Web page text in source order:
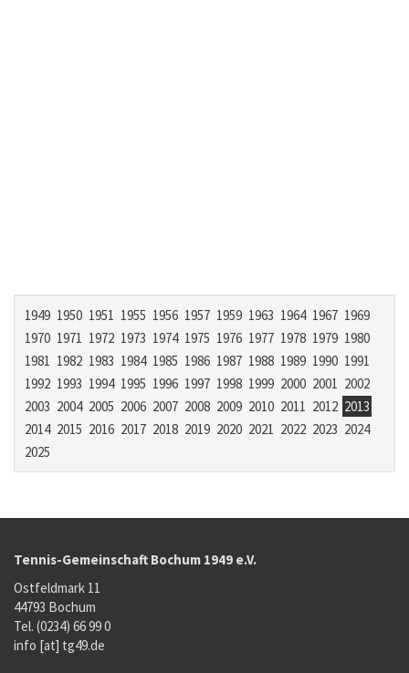
1949 1950 1951 1955 1956 1957 1959 1963 1964 1967 1969
1970 1971 1972 1973 1974 1975 1976 1977 1978 1979 1980
1981 1982 1983 1984 1985 1986 1987 1988 1989 1990 1991
1992 1993 1994 1995 1996 1997 1998 1999 2000 2001 2002
2003 2004 2005 2006 2007 2008 2009 2010 2011 2012 2013
2014 2015 2016 2017 2018 2019 2020 2021 2022 2023 2024
2025
Tennis-Gemeinschaft Bochum 1949 e.V.
Ostfeldmark 11
44793 Bochum
Tel. (0234) 66 99 0
info [at] tg49.de